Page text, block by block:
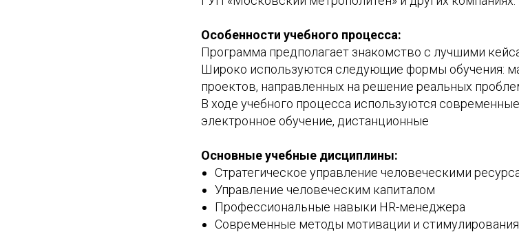
Особенности учебного процесса:
Программа предполагает знакомство с лучшими
Широко используются следующие формы обучения:
проектов, направленных на решение реальных
В ходе учебного процесса используются
электронное обучение, дистанционные
Основные учебные дисциплины:
Стратегическое управление человеческими
Управление человеческим капиталом
Профессиональные навыки HR-менеджера
Современные методы мотивации и